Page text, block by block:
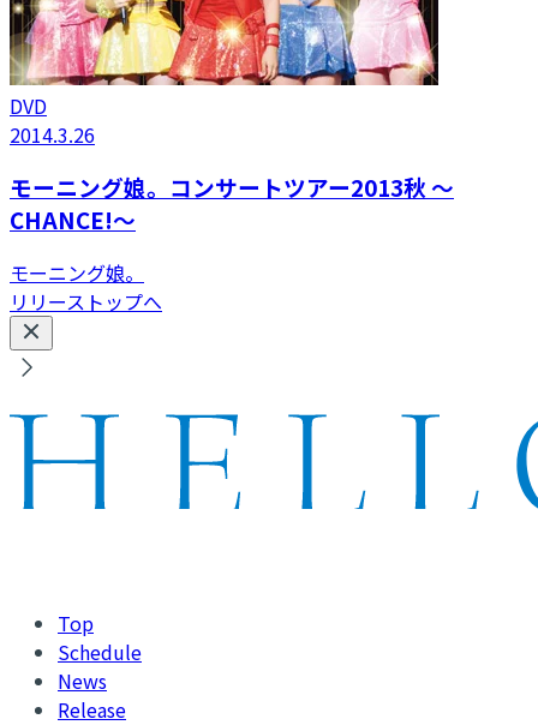
DVD
2014.3.26
モーニング娘。コンサートツアー2013秋 〜
CHANCE!〜
モーニング娘。
リリーストップへ
Top
Schedule
News
Release